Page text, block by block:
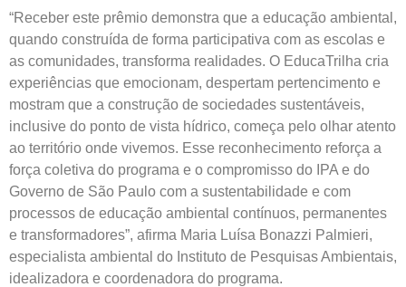
“Receber este prêmio demonstra que a educação ambiental,
quando construída de forma participativa com as escolas e
as comunidades, transforma realidades. O EducaTrilha cria
experiências que emocionam, despertam pertencimento e
mostram que a construção de sociedades sustentáveis,
inclusive do ponto de vista hídrico, começa pelo olhar atento
ao território onde vivemos. Esse reconhecimento reforça a
força coletiva do programa e o compromisso do IPA e do
Governo de São Paulo com a sustentabilidade e com
processos de educação ambiental contínuos, permanentes
e transformadores”, afirma Maria Luísa Bonazzi Palmieri,
especialista ambiental do Instituto de Pesquisas Ambientais,
idealizadora e coordenadora do programa.